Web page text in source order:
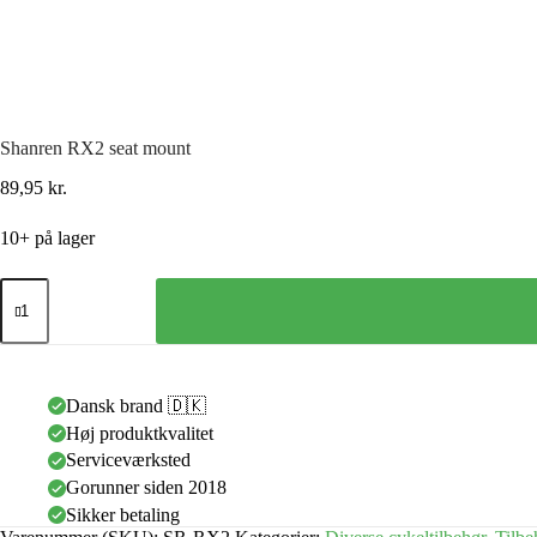
Shanren RX2 seat mount
89,95 kr.
10+ på lager
Dansk brand 🇩🇰
Høj produktkvalitet
Serviceværksted
Gorunner siden 2018
Sikker betaling